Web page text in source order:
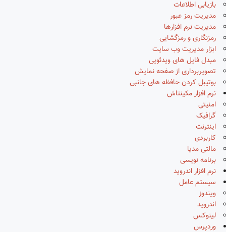
بازیابی اطلاعات
مدیریت رمز عبور
مدیریت نرم افزارها
رمزنگاری و رمزگشایی
ابزار مدیریت وب سایت
مبدل فایل های ویدئویی
تصویربرداری از صفحه نمایش
بوتیبل کردن حافظه های جانبی
نرم افزار مکینتاش
امنیتی
گرافیک
اینترنت
کاربردی
مالتی مدیا
برنامه نویسی
نرم افزار اندروید
سیستم عامل
ویندوز
اندروید
لینوکس
وردپرس